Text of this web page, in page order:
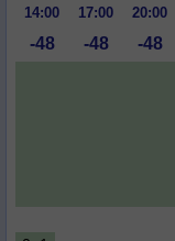
14:00 17:00 20:00
-48 -48 -48